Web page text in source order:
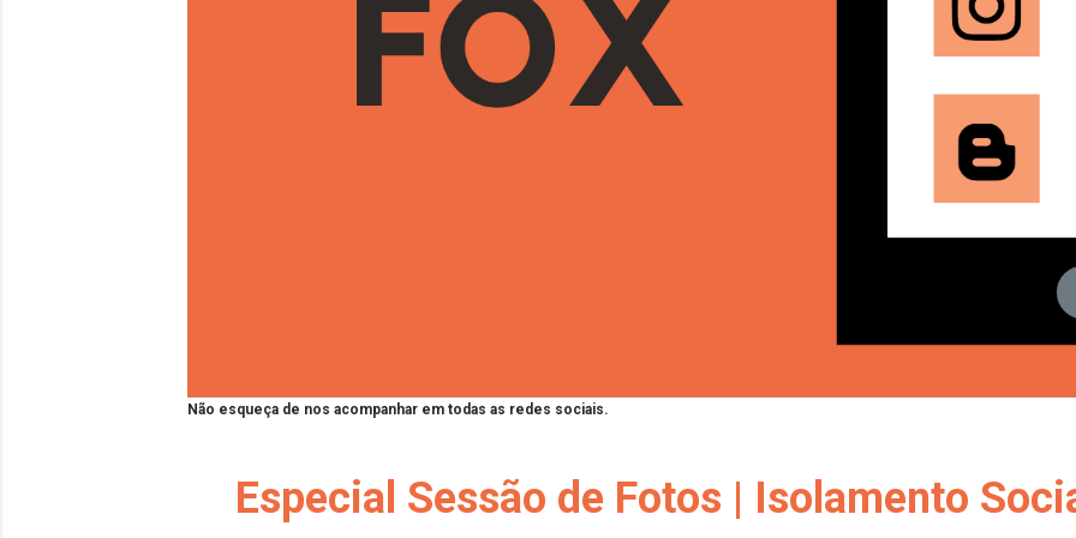
Não esqueça de nos acompanhar em todas as redes sociais.
Especial Sessão de Fotos | Isolamento